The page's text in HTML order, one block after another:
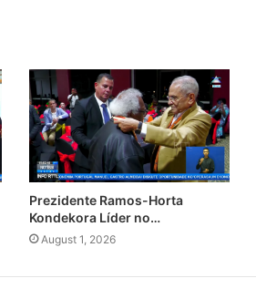
Prezidente Ramos-Horta
Kondekora Líder no…
August 1, 2026